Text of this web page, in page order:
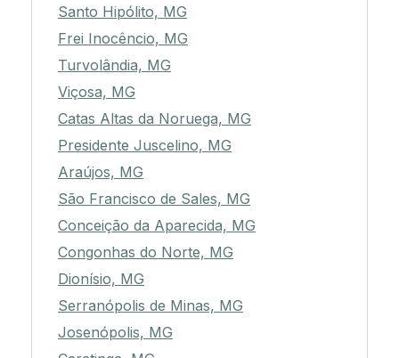
Santo Hipólito, MG
Frei Inocêncio, MG
Turvolândia, MG
Viçosa, MG
Catas Altas da Noruega, MG
Presidente Juscelino, MG
Araújos, MG
São Francisco de Sales, MG
Conceição da Aparecida, MG
Congonhas do Norte, MG
Dionísio, MG
Serranópolis de Minas, MG
Josenópolis, MG